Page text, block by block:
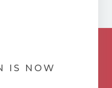
IS NOW